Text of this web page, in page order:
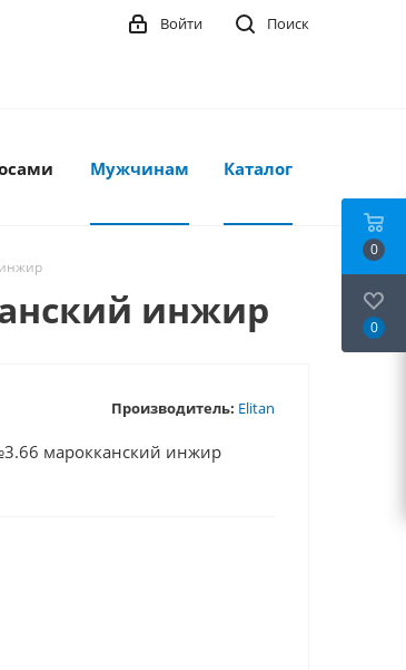
Поиск
Войти
Мужчинам Каталог
инжир
Производитель: Elitan
марокканский инжир
0
0